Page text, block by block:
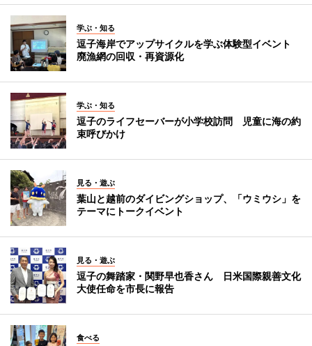
学ぶ・知る
逗子海岸でアップサイクルを学ぶ体験型イベント
廃漁網の回収・再資源化
学ぶ・知る
逗子のライフセーバーが小学校訪問 児童に海の約
束呼びかけ
見る・遊ぶ
葉山と越前のダイビングショップ、「ウミウシ」を
テーマにトークイベント
見る・遊ぶ
逗子の舞踏家・関野早也香さん 日米国際親善文化
大使任命を市長に報告
食べる